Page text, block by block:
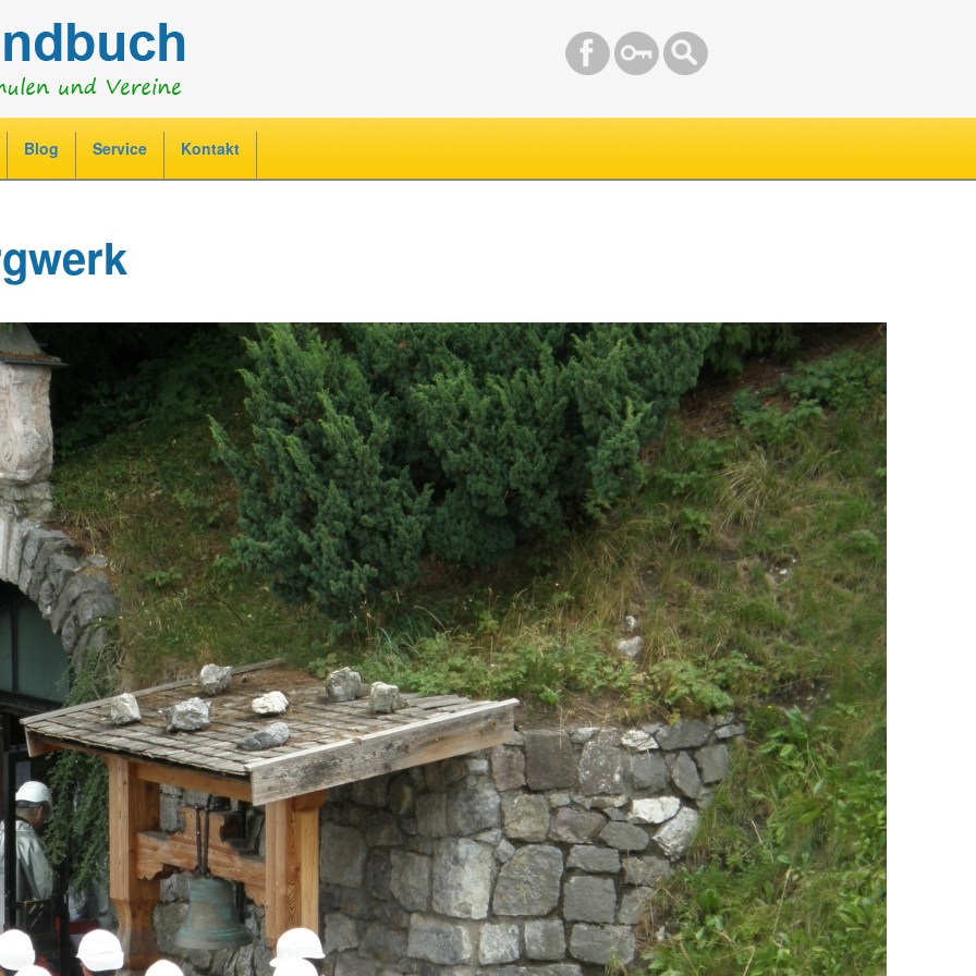
Blog Service Kontakt